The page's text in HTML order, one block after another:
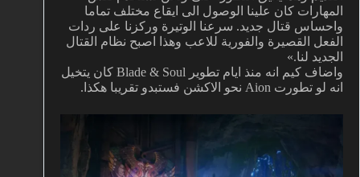
المهارات كان علينا الوصول الى ايقاع مختلف تماما
واحساس قتال جديد. سرعنا الوتيرة وركزنا على ردات
الفعل القصيرة والفورية للاعب وهذا اصبح نظام القتال
الجديد لنا.»
واضاف كيم انه منذ ايام تطوير Blade & Soul كان يتخيل
انه لو تطورت Aion نحو الاكشن فستبدو تقريبا هكذا.